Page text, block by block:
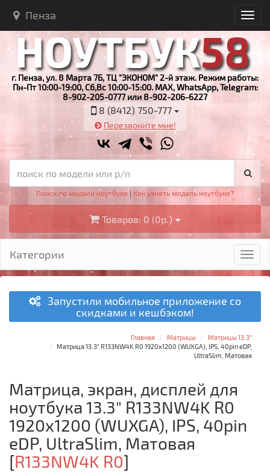
Пенза
г. Пенза, ул. 8 Марта 7Б, ТЦ "ЭКОНОМ" 2-й этаж. Режим работы:
Пн-Пт 10:00-19:00, Сб,Вс 10:00-15:00. MAX, WhatsApp, Telegram:
8-902-205-0777 или 8-902-206-6227
8 (8412) 750-777
Перезвоните мне!
Поиск по модели ноутбука | Как узнать модель ноутбука?
Товаров: 0 (0р.)
Категории
Запустили мобильное приложение со
скидками и кешбэком!
Главная Матрицы
Матрицы 13.3"
Матрица 13.3" R133NW4K R0 1920x1200 (WUXGA), IPS, 40pin eDP,
UltraSlim, Матовая
Матрица, экран, дисплей для
ноутбука 13.3" R133NW4K R0
1920x1200 (WUXGA), IPS, 40pin
eDP, UltraSlim, Матовая
[R133NW4K R0]